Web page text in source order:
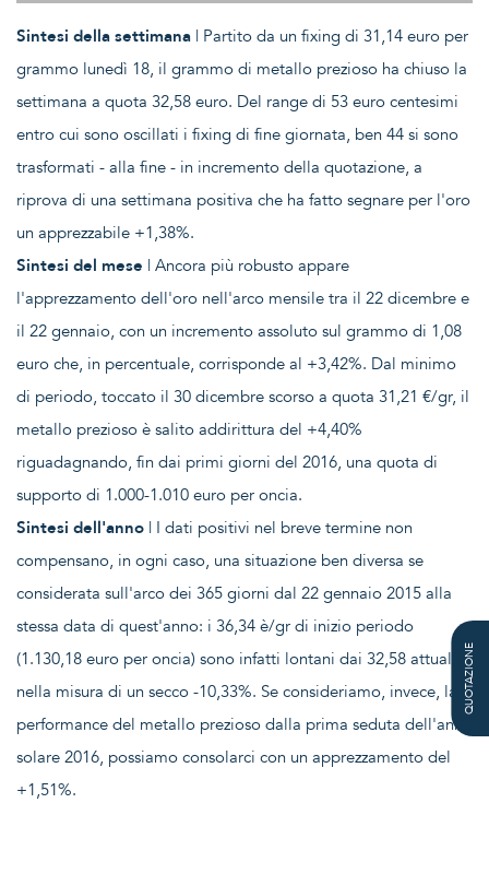
Sintesi della settimana | Partito da un fixing di 31,14 euro per
grammo lunedì 18, il grammo di metallo prezioso ha chiuso la
settimana a quota 32,58 euro. Del range di 53 euro centesimi
entro cui sono oscillati i fixing di fine giornata, ben 44 si sono
trasformati - alla fine - in incremento della quotazione, a
riprova di una settimana positiva che ha fatto segnare per l'oro
un apprezzabile +1,38%.
Sintesi del mese | Ancora più robusto appare
l'apprezzamento dell'oro nell'arco mensile tra il 22 dicembre e
il 22 gennaio, con un incremento assoluto sul grammo di 1,08
euro che, in percentuale, corrisponde al +3,42%. Dal minimo
di periodo, toccato il 30 dicembre scorso a quota 31,21 €/gr, il
metallo prezioso è salito addirittura del +4,40%
riguadagnando, fin dai primi giorni del 2016, una quota di
supporto di 1.000-1.010 euro per oncia.
Sintesi dell'anno | I dati positivi nel breve termine non
compensano, in ogni caso, una situazione ben diversa se
considerata sull'arco dei 365 giorni dal 22 gennaio 2015 alla
stessa data di quest'anno: i 36,34 è/gr di inizio periodo
(1.130,18 euro per oncia) sono infatti lontani dai 32,58 attuali,
nella misura di un secco -10,33%. Se consideriamo, invece, la
performance del metallo prezioso dalla prima seduta dell'anno
solare 2016, possiamo consolarci con un apprezzamento del
+1,51%.
QUOTAZIONE